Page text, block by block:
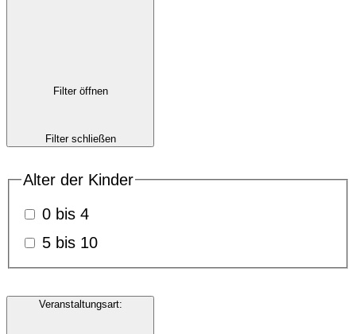
Filter öffnen
Filter schließen
Alter der Kinder
0 bis 4
5 bis 10
Veranstaltungsart: